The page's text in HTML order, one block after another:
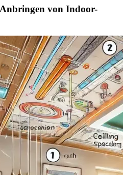
von Indoor-